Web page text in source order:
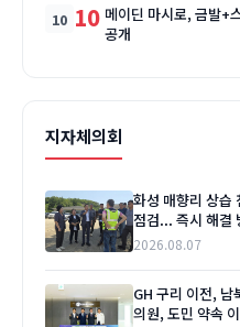
10 메이딘 마시로, 금발+
공개
지자체의회
화성 매향리 상습
점검... 즉시 해결
2026.08.07
GH 구리 이전,
의원, 도민 약속